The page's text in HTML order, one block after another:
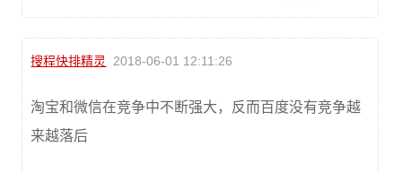
搜程快排精灵 2018-06-01 12:11:26
淘宝和微信在竞争中不断强大，反而百度没有竞争越
来越落后